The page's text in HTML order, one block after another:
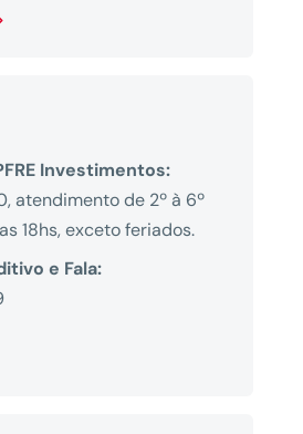
Investimentos:
atendimento de 2º à 6º
18hs, exceto feriados.
e Fala: